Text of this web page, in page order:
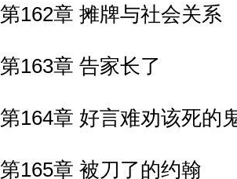
第162章 摊牌与社会关系
第163章 告家长了
第164章 好言难劝该死的
第165章 被刀了的约翰